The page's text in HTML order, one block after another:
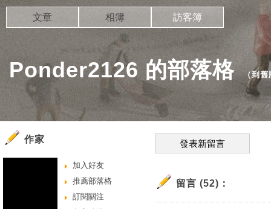
Ponder2126 的部落格 （到舊
文章 相簿 訪客簿
發表新留言
留言 (52)：
作家
加入好友
推薦部落格
訂閱關注